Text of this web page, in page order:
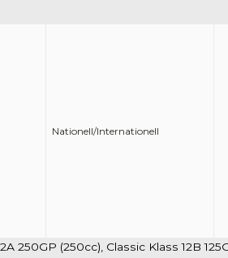
Nationell/Internationell
250GP (250cc), Classic Klass 12B